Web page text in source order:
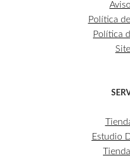
Política
Política
Estudio